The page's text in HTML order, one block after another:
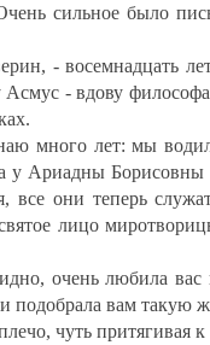
сильное было
- восемнадцать
Асмус - вдову
много лет: мы
у Ариадны Борисовны
все они теперь
лицо
очень любила вас
подобрала вам такую
чуть притягивая